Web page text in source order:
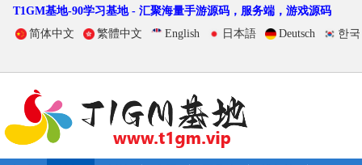
T1GM基地-90学习基地 - 汇聚海量手游源码，服务端，游戏源码
简体中文
繁體中文 English 日本語 Deutsch 한